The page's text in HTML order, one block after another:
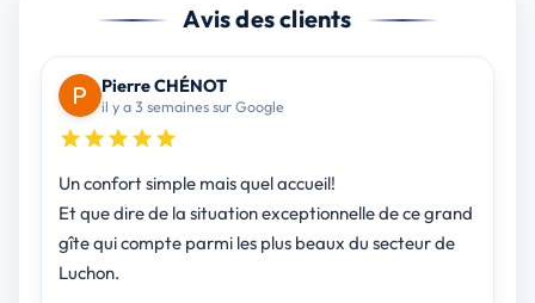
Avis des clients
Pierre CHÉNOT
il y a 3 semaines sur Google
Un confort simple mais quel accueil!
Et que dire de la situation exceptionnelle de ce grand
gîte qui compte parmi les plus beaux du secteur de
Luchon.